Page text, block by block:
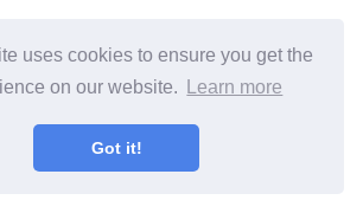
uses cookies to ensure you get the
on our website.
Learn more
Got it!